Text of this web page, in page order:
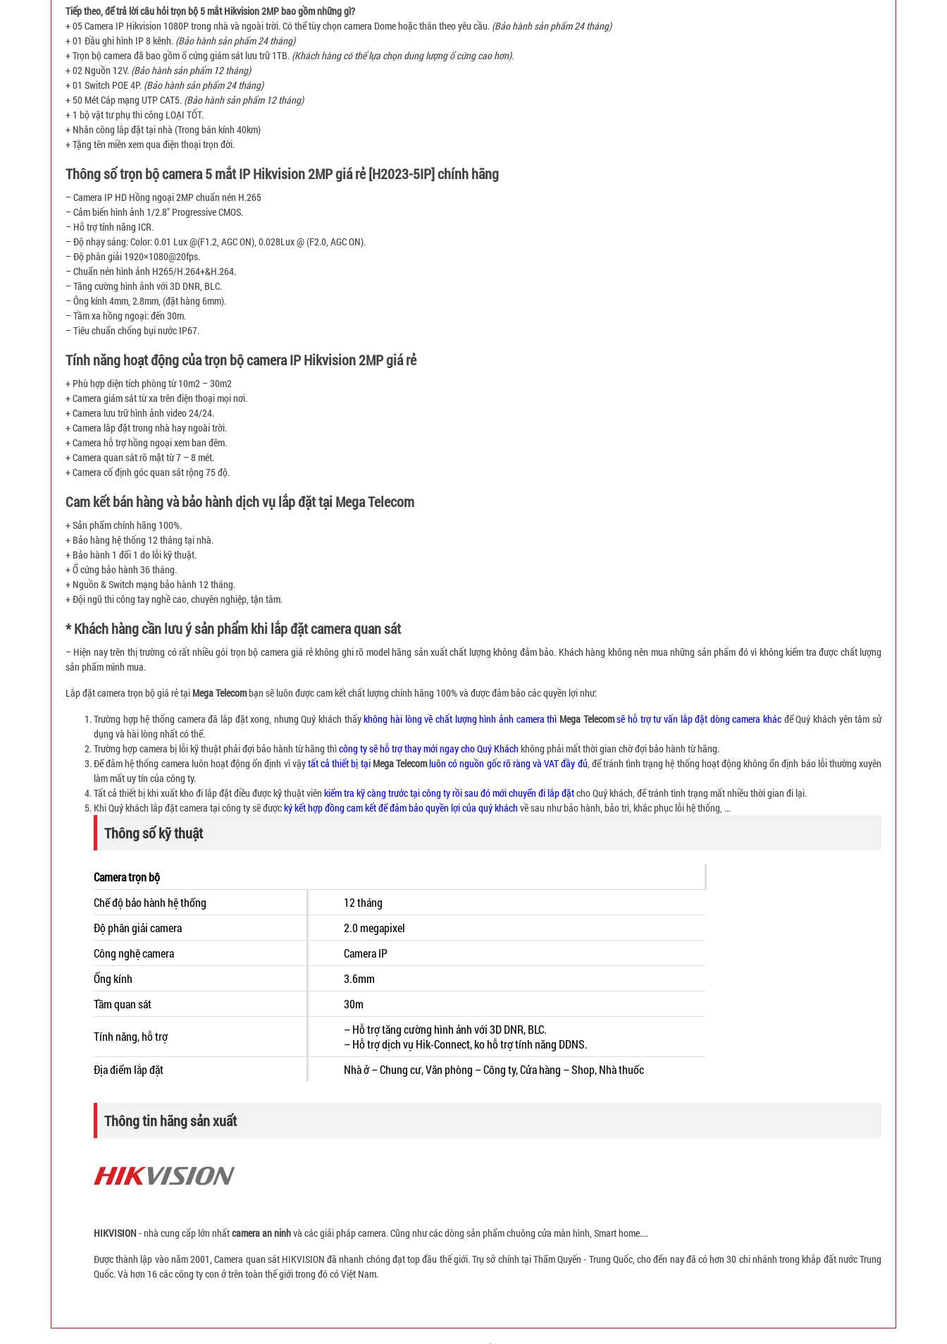
Tiếp theo, để trả lời câu hỏi trọn bộ 5 mắt Hikvision 2MP bao gồm những gì?
+ 05 Camera IP Hikvision 1080P trong nhà và ngoài trời. Có thể tùy chọn camera Dome hoặc thân theo yêu cầu. (Bảo hành sản phẩm 24 tháng)
+ 01 Đầu ghi hình IP 8 kênh. (Bảo hành sản phẩm 24 tháng)
+ Trọn bộ camera đã bao gồm ổ cứng giám sát lưu trữ 1TB. (Khách hàng có thể lựa chọn dung lượng ổ cứng cao hơn).
+ 02 Nguồn 12V. (Bảo hành sản phẩm 12 tháng)
+ 01 Switch POE 4P. (Bảo hành sản phẩm 24 tháng)
+ 50 Mét Cáp mạng UTP CAT5. (Bảo hành sản phẩm 12 tháng)
+ 1 bộ vật tư phụ thi công LOẠI TỐT.
+ Nhân công lắp đặt tại nhà (Trong bán kính 40km)
+ Tặng tên miền xem qua điện thoại trọn đời.
Thông số trọn bộ camera 5 mắt IP Hikvision 2MP giá rẻ [H2023-5IP] chính hãng
– Camera IP HD Hồng ngoại 2MP chuẩn nén H.265
– Cảm biến hình ảnh 1/2.8″ Progressive CMOS.
– Hỗ trợ tính năng ICR.
– Độ nhạy sáng: Color: 0.01 Lux @(F1.2, AGC ON), 0.028Lux @ (F2.0, AGC ON).
– Độ phân giải 1920×1080@20fps.
– Chuẩn nén hình ảnh H265/H.264+&H.264.
– Tăng cường hình ảnh với 3D DNR, BLC.
– Ông kính 4mm, 2.8mm, (đặt hàng 6mm).
– Tầm xa hồng ngoại: đến 30m.
– Tiêu chuẩn chống bụi nước IP67.
Tính năng hoạt động của trọn bộ camera IP Hikvision 2MP giá rẻ
+ Phù hợp diện tích phòng từ 10m2 – 30m2
+ Camera giám sát từ xa trên điện thoại mọi nơi.
+ Camera lưu trữ hình ảnh video 24/24.
+ Camera lắp đặt trong nhà hay ngoài trời.
+ Camera hỗ trợ hồng ngoại xem ban đêm.
+ Camera quan sát rõ mặt từ 7 – 8 mét.
+ Camera cố định góc quan sát rộng 75 độ.
Cam kết bán hàng và bảo hành dịch vụ lắp đặt tại Mega Telecom
+ Sản phẩm chính hãng 100%.
+ Bảo hàng hệ thống 12 tháng tại nhà.
+ Bảo hành 1 đổi 1 do lỗi kỹ thuật.
+ Ổ cứng bảo hành 36 tháng.
+ Nguồn & Switch mạng bảo hành 12 tháng.
+ Đội ngũ thi công tay nghề cao, chuyên nghiệp, tận tâm.
* Khách hàng cần lưu ý sản phẩm khi lắp đặt camera quan sát
– Hiện nay trên thị trường có rất nhiều gói trọn bộ camera giá rẻ không ghi rõ model hãng sản xuất chất lượng không đảm bảo. Khách hàng không nên mua những sản phẩm đó vì không kiểm tra được chất lượng
sản phẩm mình mua.
Lắp đặt camera trọn bộ giá rẻ tại Mega Telecombạn sẽ luôn được cam kết chất lượng chính hãng 100% và được đảm bảo các quyền lợi như:
Trường hợp hệ thống camera đã lắp đặt xong, nhưng Quý khách thấykhông hài lòng về chất lượng hình ảnh camera thì Mega Telecomsẽ hỗ trợ tư vấn lắp đặt dòng camera khác để Quý khách yên tâm sử
dụng và hài lòng nhất có thể.
Trường hợp camera bị lỗi kỹ thuật phải đợi bảo hành từ hãng thìcông ty sẽ hỗ trợ thay mới ngay cho Quý Khách không phải mất thời gian chờ đợi bảo hành từ hãng.
Để đảm hệ thống camera luôn hoạt động ổn định vì vậytất cả thiết bị tại Mega Telecomluôn có nguồn gốc rõ ràng và VAT đầy đủ, để tránh tình trạng hệ thống hoạt động không ổn định báo lỗi thường xuyên
làm mất uy tín của công ty.
Tất cả thiết bị khi xuất kho đi lắp đặt điều được kỹ thuật viên kiểm tra kỹ càng trước tại công ty rồi sau đó mới chuyển đi lắp đặtcho Quý khách, để tránh tình trạng mất nhiều thời gian đi lại.
Khi Quý khách lắp đặt camera tại công ty sẽ đượcký kết hợp đồng cam kết để đảm bảo quyền lợi của quý khách về sau như bảo hành, bảo trì, khắc phục lỗi hệ thống, …
Thông số kỹ thuật
Camera trọn bộ
Chế độ bảo hành hệ thống
12 tháng
Độ phân giải camera
2.0 megapixel
Công nghệ camera
Camera IP
Ống kính
3.6mm
Tầm quan sát
30m
Tính năng, hỗ trợ
– Hỗ trợ tăng cường hình ảnh với 3D DNR, BLC.
– Hỗ trợ dịch vụ Hik-Connect, ko hỗ trợ tính năng DDNS.
Địa điểm lắp đặt
Nhà ở – Chung cư, Văn phòng – Công ty, Cửa hàng – Shop, Nhà thuốc
Thông tin hãng sản xuất
HIKVISION - nhà cung cấp lớn nhấtcamera an ninhvà các giải pháp camera. Cũng như các dòng sản phẩm chuông cửa màn hình, Smart home....
Được thành lập vào năm 2001, Camera quan sát HIKVISION đã nhanh chóng đạt top đầu thế giới. Trụ sở chính tại Thẩm Quyến - Trung Quốc, cho đến nay đã có hơn 30 chi nhánh trong khắp đất nước Trung
Quốc. Và hơn 16 các công ty con ở trên toàn thế giới trong đó có Việt Nam.